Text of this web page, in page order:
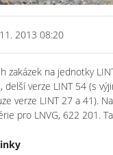
2013 08:20
zakázek na jednotky
delší verze LINT 54 (s
verze LINT 27 a 41).
pro LNVG, 622 201.